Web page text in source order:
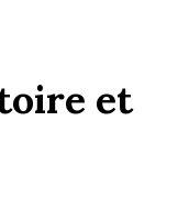
et